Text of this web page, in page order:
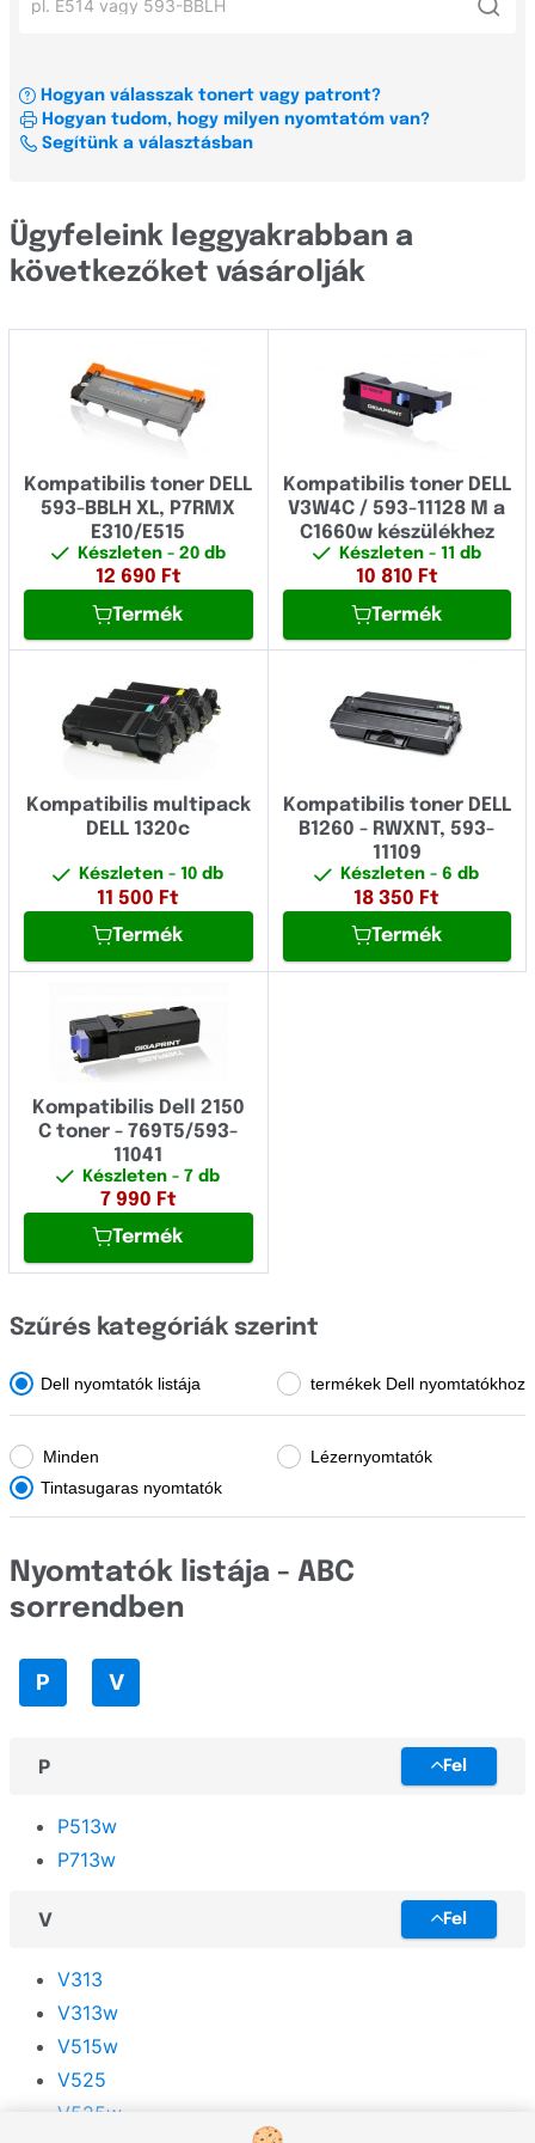
Xerox
Címkenyomtató és szalag konfigurátor
Minden gyártó
Brother
Dell
Dymo
Fullmark
HP
Image
Kyocera
Lexmark
Novus
OKI
Olivetti
Panasonic
Pantum
Printronix
Samsung
Star Micronics
TallyGenicom
Toshiba
Triumph-Adler
UPrint
Utax
7xx
1xxx
2xxx
3xxx
5xxx
9xx
A
C
P
V
Dell E310
Dell C1660w
Dell E514dw
Hogyan válasszak tonert vagy patront?
Hogyan tudom, hogy milyen nyomtatóm van?
Segítünk a választásban
Ügyfeleink leggyakrabban a
következőket vásárolják
Kompatibilis toner DELL
593-BBLH XL, P7RMX
E310/E515
Készleten - 20 db
12 690 Ft
Termék
Kompatibilis toner DELL
V3W4C / 593-11128 M a
C1660w készülékhez
Készleten - 11 db
10 810 Ft
Termék
Kompatibilis multipack
DELL 1320c
Készleten- 10 db
11 500 Ft
Termék
Kompatibilis toner DELL
B1260 - RWXNT, 593-
11109
Készleten- 6 db
18 350 Ft
Termék
Kompatibilis Dell 2150
C toner - 769T5/593-
11041
Készleten- 7 db
7 990 Ft
Termék
Szűrés kategóriák szerint
Dell nyomtatók listája termékek Dell nyomtatókhoz
Minden
Lézernyomtatók
Tintasugaras nyomtatók
Nyomtatók listája - ABC
sorrendben
P V
P Fel
P513w
P713w
V Fel
V313
V313w
V515w
V525
V525w